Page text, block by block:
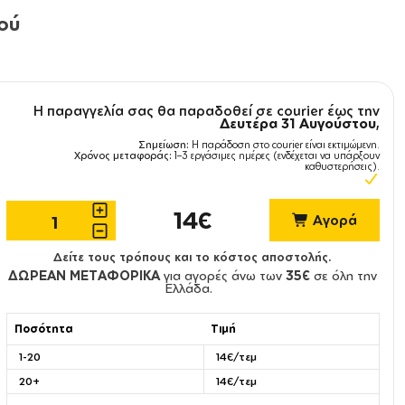
Η παραγγελία σας θα παραδοθεί σε courier έως την
Δευτέρα 31 Αυγούστου,
Σημείωση: Η παράδοση στο courier είναι εκτιμώμενη.
Χρόνος μεταφοράς: 1–3 εργάσιμες ημέρες (ενδέχεται να υπάρξουν
καθυστερήσεις).
14€ Αγορά
Δείτε τους τρόπους και το κόστος αποστολής.
ΔΩΡΕΑΝ ΜΕΤΑΦΟΡΙΚΑ για αγορές άνω των35€ σε όλη την
Ελλάδα.
Ποσότητα Τιμή
1-20
14€/τεμ
20+
14€/τεμ